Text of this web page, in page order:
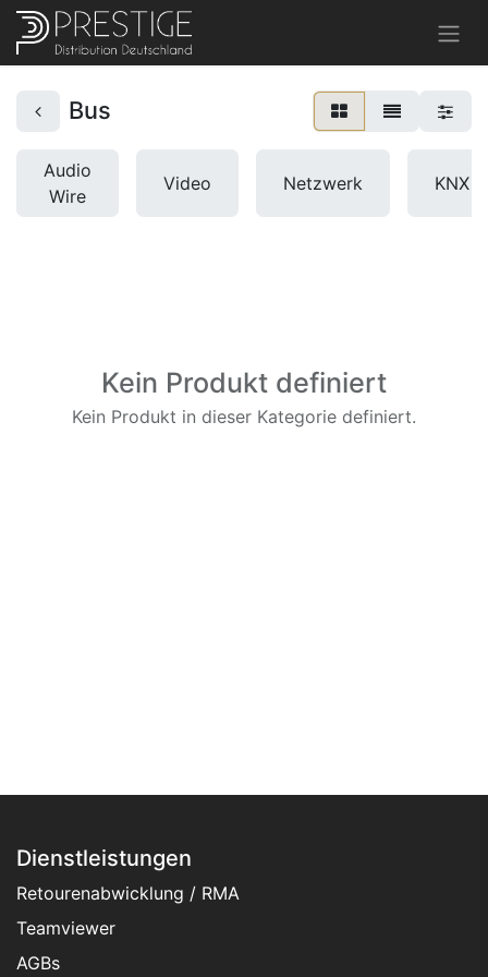
Bus
Audio
Wire
Video Netzwerk KNX
Kein Produkt definiert
Kein Produkt in dieser Kategorie definiert.
Dienstleistungen
Retourenabwicklung / RMA
Teamviewer
AGBs